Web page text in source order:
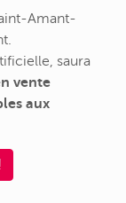
Amant-
saura
vente
aux